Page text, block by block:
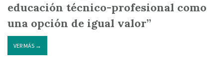
educación técnico-profesional como
una opción de igual valor”
VER MÁS →